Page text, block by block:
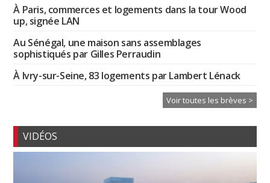
À Paris, commerces et logements dans la tour Wood
up, signée LAN
Au Sénégal, une maison sans assemblages
sophistiqués par Gilles Perraudin
À Ivry-sur-Seine, 83 logements par Lambert Lénack
Voir toutes les brèves >
VIDÉOS